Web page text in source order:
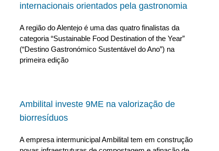
internacionais orientados pela gastronomia
A região do Alentejo é uma das quatro finalistas da
categoria “Sustainable Food Destination of the Year”
(“Destino Gastronómico Sustentável do Ano”) na
primeira edição
Ambilital investe 9ME na valorização de
biorresíduos
A empresa intermunicipal Ambilital tem em construção